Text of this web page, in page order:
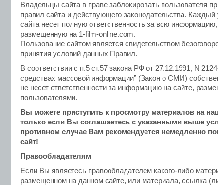
Владельцы сайта в праве заблокировать пользователя
правил сайта и действующего законодательства. Каждый
сайта несет полную ответственность за всю информацию,
размещенную на 1-film-online.com.
Пользование сайтом является свидетельством
принятия условий данных Правил.
В соответствии с п.5 ст.57 закона РФ от 27.12.1991, N
средствах массовой информации” (Закон о СМИ)
не несет ответственности за информацию на сайте,
пользователями.
Вы можете приступить к просмотру материалов на
только если Вы соглашаетесь с указанными выше
противном случае Вам рекомендуется немедленно
сайт!
Правообладателям
Если Вы являетесь правообладателем какого-либо
размещенном на данном сайте, или материала, ссылка